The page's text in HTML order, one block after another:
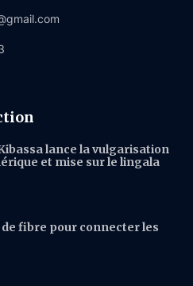
lance la vulgarisation
et mise sur le lingala
de fibre pour connecter les